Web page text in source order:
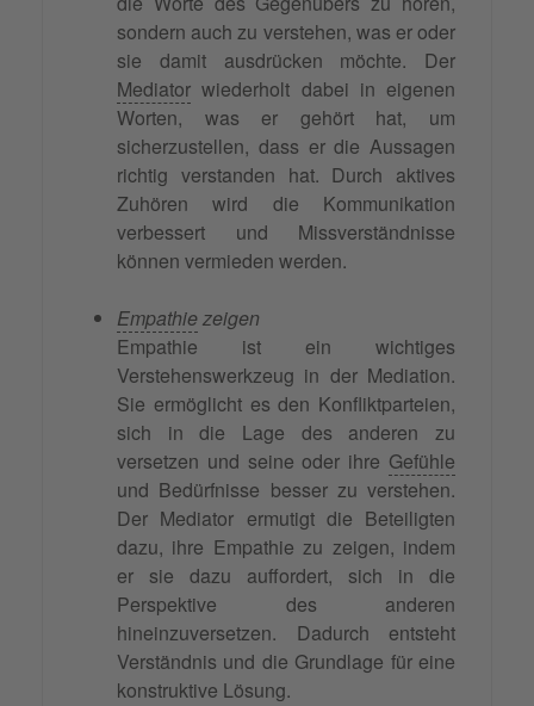
sondern auch zu verstehen, was er oder
sie damit ausdrücken möchte. Der
Mediator wiederholt dabei in eigenen
Worten, was er gehört hat, um
sicherzustellen, dass er die Aussagen
richtig verstanden hat. Durch aktives
Zuhören wird die Kommunikation
verbessert und Missverständnisse
können vermieden werden.
Empathiezeigen
Empathie ist ein wichtiges
Verstehenswerkzeug in der Mediation.
Sie ermöglicht es den Konfliktparteien,
sich in die Lage des anderen zu
versetzen und seine oder ihre Gefühle
und Bedürfnisse besser zu verstehen.
Der Mediator ermutigt die Beteiligten
dazu, ihre Empathie zu zeigen, indem
er sie dazu auffordert, sich in die
Perspektive des anderen
hineinzuversetzen. Dadurch entsteht
Verständnis und die Grundlage für eine
konstruktive Lösung.